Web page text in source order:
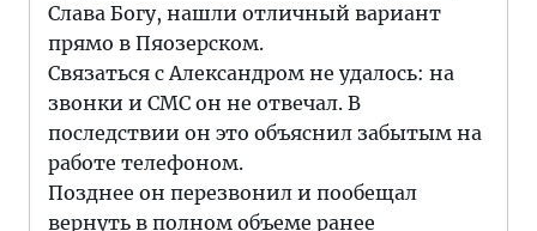
Слава Богу, нашли отличный вариант
прямо в Пяозерском.
Связаться с Александром не удалось: на
звонки и СМС он не отвечал. В
последствии он это объяснил забытым на
работе телефоном.
Позднее он перезвонил и пообещал
вернуть в полном объеме ранее